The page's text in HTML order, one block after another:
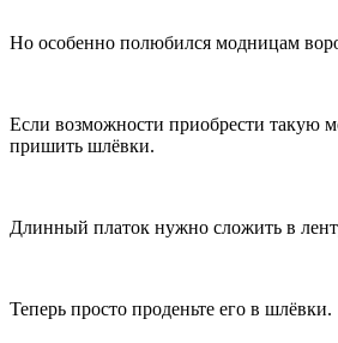
Но особенно полюбился модницам
Если возможности приобрести такую
пришить шлёвки.
Длинный платок нужно сложить в
Теперь просто проденьте его в шлёвки.